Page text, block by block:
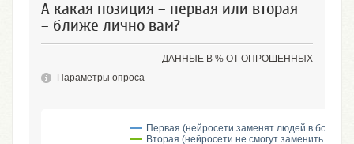
А какая позиция – первая или вторая
– ближе лично вам?
ДАННЫЕ В % ОТ ОПРОШЕННЫХ
Параметры опроса
Первая (нейросети заменят людей в
Вторая (нейросети не смогут заменить